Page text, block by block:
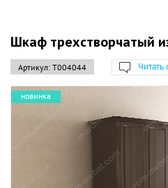
Шкаф трехстворчатый
Артикул: Т004044 Читать
новинка